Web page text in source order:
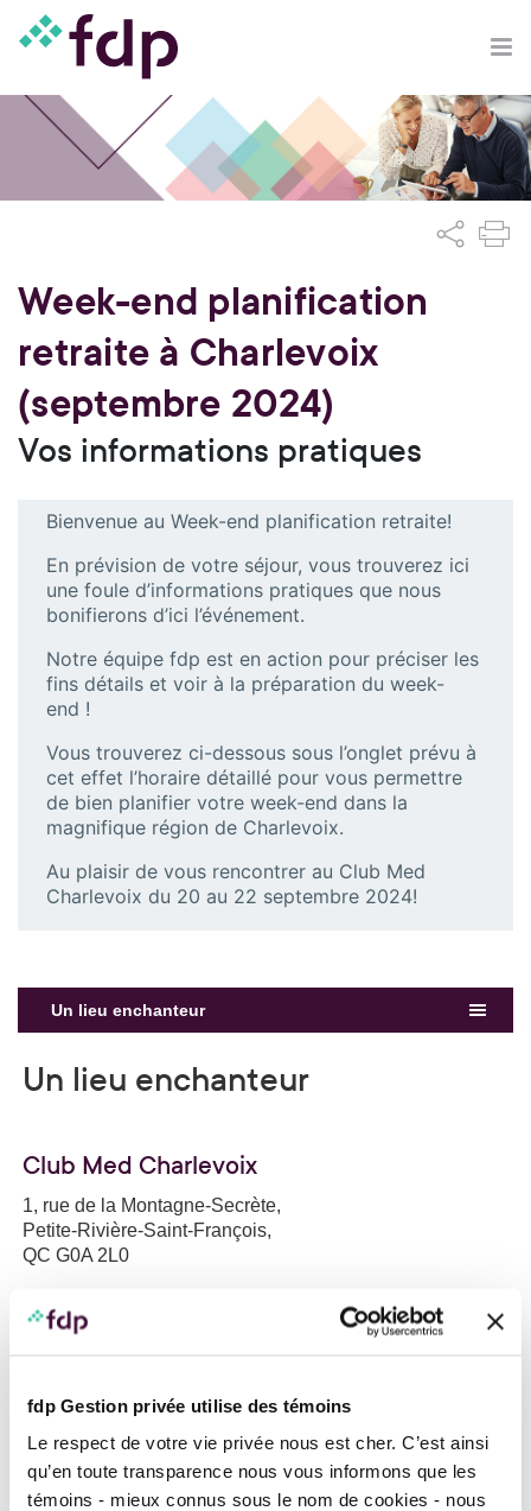
fdp Gestion privée utilise des témoins
Le respect de votre vie privée nous est cher. C’est ainsi
qu’en toute transparence nous vous informons que les
témoins - mieux connus sous le nom de cookies - nous
Week-end planification
retraite à Charlevoix
(septembre 2024)
Vos informations pratiques
Bienvenue au Week-end planification retraite!
En prévision de votre séjour, vous trouverez ici
une foule d’informations pratiques que nous
bonifierons d’ici l’événement.
Notre équipe fdp est en action pour préciser les
fins détails et voir à la préparation du week-
end !
Vous trouverez ci-dessous sous l’onglet prévu à
cet effet l’horaire détaillé pour vous permettre
de bien planifier votre week-end dans la
magnifique région de Charlevoix.
Au plaisir de vous rencontrer au Club Med
Charlevoix du 20 au 22 septembre 2024!
Un lieu enchanteur
Un lieu enchanteur
Club Med Charlevoix
1, rue de la Montagne-Secrète,
Petite-Rivière-Saint-François,
QC G0A 2L0